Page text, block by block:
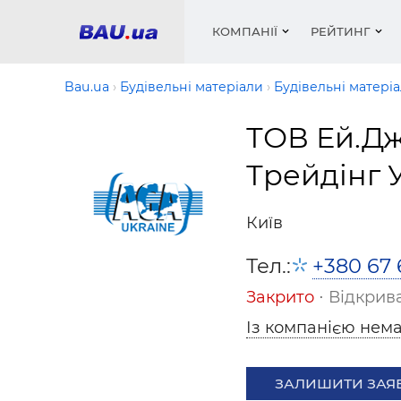
КОМПАНІЇ
Вікна
РЕЙТИНГ
Вікна і
Труби,
Сипучі
Фарби,
Bau.ua Будівельні матеріали Будівельні
ТОВ
Трейдінг
Київ
Тел.: +380 67
Закрито ⋅
Із компанією
ЗАЛИШИТИ